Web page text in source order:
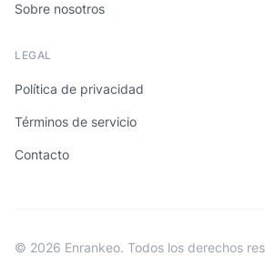
Sobre nosotros
LEGAL
Política de privacidad
Términos de servicio
Contacto
© 2026 Enrankeo. Todos los derechos